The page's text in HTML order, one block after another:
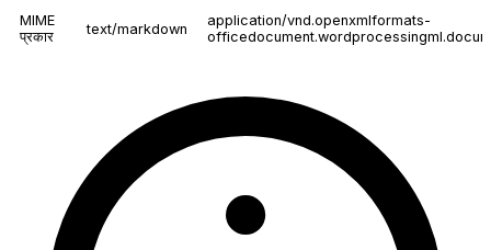
MIME
प्रकार
text/markdown
application/vnd.openxmlformats-